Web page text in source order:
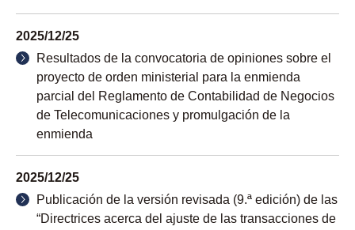
2025/12/25
Resultados de la convocatoria de opiniones sobre el
proyecto de orden ministerial para la enmienda
parcial del Reglamento de Contabilidad de Negocios
de Telecomunicaciones y promulgación de la
enmienda
2025/12/25
Publicación de la versión revisada (9.ª edición) de las
“Directrices acerca del ajuste de las transacciones de